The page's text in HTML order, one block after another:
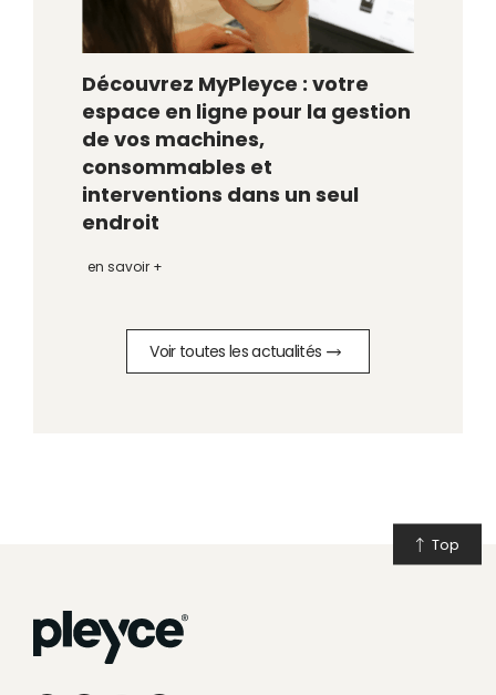
Découvrez MyPleyce : votre
espace en ligne pour la gestion
de vos machines,
consommables et
interventions dans un seul
endroit
en savoir +
Voir toutes les actualités
Top